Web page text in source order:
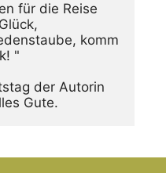
für die Reise
komm
"
der Autorin
Gute.